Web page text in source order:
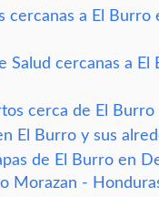
cercanas a El Burro
Salud cercanas a El
cerca de El Burro
El Burro y sus
de El Burro en
Morazan -